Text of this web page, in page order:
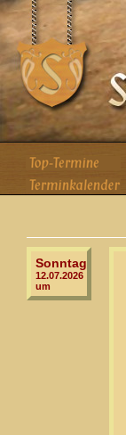
Sonntag
12.07.2026
um